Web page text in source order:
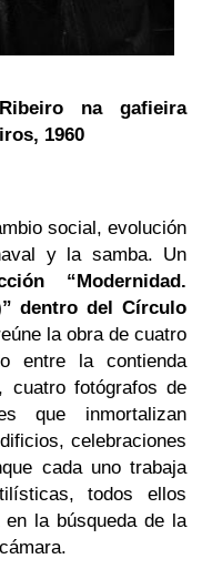
na gafieira
1960
social, evolución
y la samba. Un
“Modernidad.
dentro del Círculo
la obra de cuatro
entre la contienda
cuatro fotógrafos de
que inmortalizan
celebraciones
cada uno trabaja
todos ellos
en la búsqueda de la